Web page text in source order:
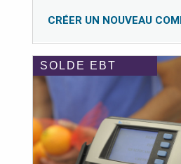
CRÉER UN NOUVEAU
SOLDE EBT